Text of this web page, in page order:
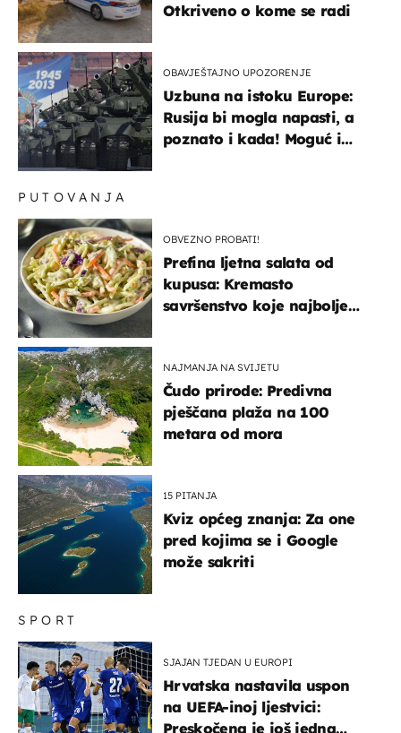
Otkriveno o kome se radi
OBAVJEŠTAJNO UPOZORENJE
Uzbuna na istoku Europe:
Rusija bi mogla napasti, a
poznato i kada! Moguć i
SPORT
SJAJAN TJEDAN U EUROPI
Hrvatska nastavila uspon
na UEFA-inoj ljestvici:
Preskočena je još jedna
PUTOVANJA
OBVEZNO PROBATI!
Prefina ljetna salata od
kupusa: Kremasto
savršenstvo koje najbolje
NAJMANJA NA SVIJETU
Čudo prirode: Predivna
pješčana plaža na 100
metara od mora
15 PITANJA
Kviz općeg znanja: Za one
pred kojima se i Google
može sakriti